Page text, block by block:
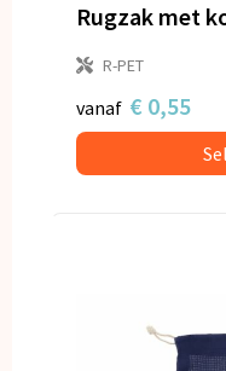
Rugzak met
R-PET
vanaf € 0,55